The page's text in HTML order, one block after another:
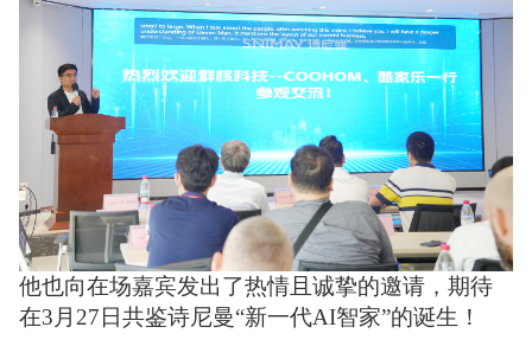
他也向在场嘉宾发出了热情且诚挚的邀请，期待
在3月27日共鉴诗尼曼“新一代AI智家”的诞生！